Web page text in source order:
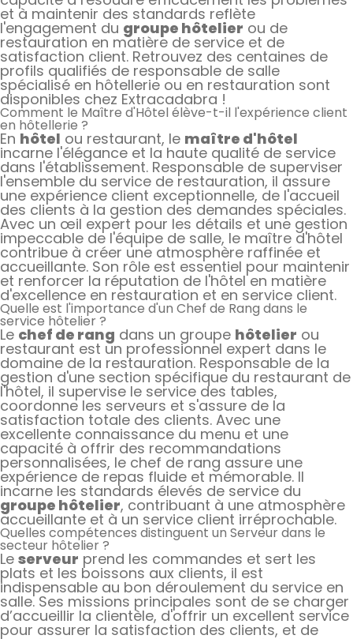
et à maintenir des standards reflète
l'engagement du groupe hôtelier ou de
restauration en matière de service et de
satisfaction client. Retrouvez des centaines de
profils qualifiés de responsable de salle
spécialisé en hôtellerie ou en restauration sont
disponibles chez Extracadabra !
Comment le Maître d'Hôtel élève-t-il l'expérience client
en hôtellerie ?
En hôtel ou restaurant, le maître d'hôtel
incarne l'élégance et la haute qualité de service
dans l'établissement. Responsable de superviser
l'ensemble du service de restauration, il assure
une expérience client exceptionnelle, de l'accueil
des clients à la gestion des demandes spéciales.
Avec un œil expert pour les détails et une gestion
impeccable de l'équipe de salle, le maître d'hôtel
contribue à créer une atmosphère raffinée et
accueillante. Son rôle est essentiel pour maintenir
et renforcer la réputation de l'hôtel en matière
d'excellence en restauration et en service client.
Quelle est l'importance d'un Chef de Rang dans le
service hôtelier ?
Le chef de rang dans un groupe hôtelier ou
restaurant est un professionnel expert dans le
domaine de la restauration. Responsable de la
gestion d'une section spécifique du restaurant de
l'hôtel, il supervise le service des tables,
coordonne les serveurs et s'assure de la
satisfaction totale des clients. Avec une
excellente connaissance du menu et une
capacité à offrir des recommandations
personnalisées, le chef de rang assure une
expérience de repas fluide et mémorable. Il
incarne les standards élevés de service du
groupe hôtelier, contribuant à une atmosphère
accueillante et à un service client irréprochable.
Quelles compétences distinguent un Serveur dans le
secteur hôtelier ?
Le serveur prend les commandes et sert les
plats et les boissons aux clients, il est
indispensable au bon déroulement du service en
salle. Ses missions principales sont de se charger
d’accueillir la clientèle, d'offrir un excellent service
pour assurer la satisfaction des clients, et de